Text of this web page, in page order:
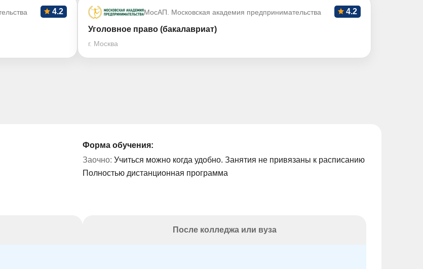
4.2 МосАП. Московская академия предпринимательства 4.2
Уголовное право (бакалавриат)
г. Москва
Форма обучения:
Заочно: Учиться можно когда удобно. Занятия не привязаны к расписанию
Полностью дистанционная программа
После колледжа или вуза